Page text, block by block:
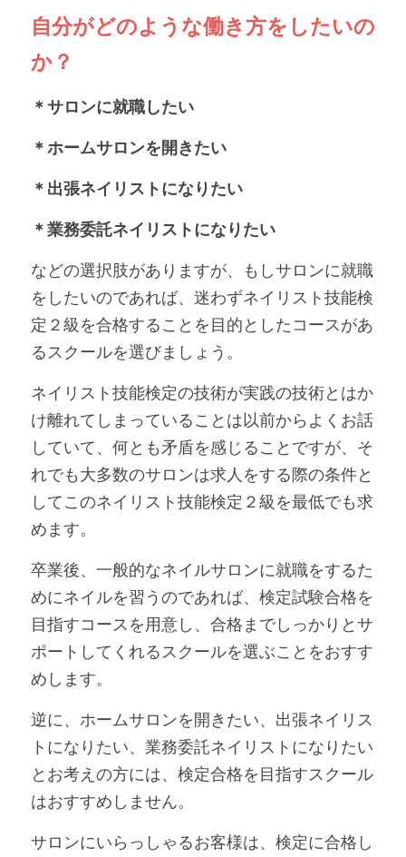
自分がどのような働き方をしたいの
か？
＊サロンに就職したい
＊ホームサロンを開きたい
＊出張ネイリストになりたい
＊業務委託ネイリストになりたい
などの選択肢がありますが、もしサロンに就職
をしたいのであれば、迷わずネイリスト技能検
定２級を合格することを目的としたコースがあ
るスクールを選びましょう。
ネイリスト技能検定の技術が実践の技術とはか
け離れてしまっていることは以前からよくお話
していて、何とも矛盾を感じることですが、そ
れでも大多数のサロンは求人をする際の条件と
してこのネイリスト技能検定２級を最低でも求
めます。
卒業後、一般的なネイルサロンに就職をするた
めにネイルを習うのであれば、検定試験合格を
目指すコースを用意し、合格までしっかりとサ
ポートしてくれるスクールを選ぶことをおすす
めします。
逆に、ホームサロンを開きたい、出張ネイリス
トになりたい、業務委託ネイリストになりたい
とお考えの方には、検定合格を目指すスクール
はおすすめしません。
サロンにいらっしゃるお客様は、検定に合格し